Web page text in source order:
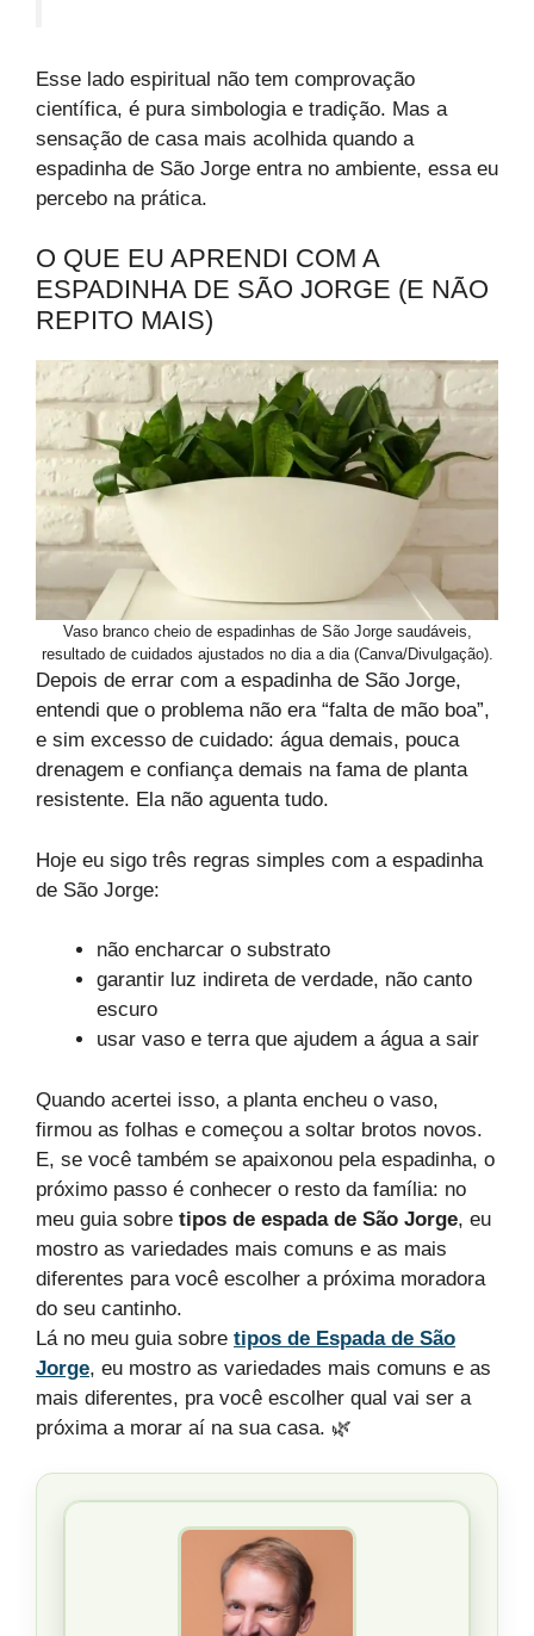
Esse lado espiritual não tem comprovação
científica, é pura simbologia e tradição. Mas a
sensação de casa mais acolhida quando a
espadinha de São Jorge entra no ambiente, essa eu
percebo na prática.
O QUE EU APRENDI COM A
ESPADINHA DE SÃO JORGE (E NÃO
REPITO MAIS)
Vaso branco cheio de espadinhas de São Jorge saudáveis,
resultado de cuidados ajustados no dia a dia (Canva/Divulgação).
Depois de errar com a espadinha de São Jorge,
entendi que o problema não era “falta de mão boa”,
e sim excesso de cuidado: água demais, pouca
drenagem e confiança demais na fama de planta
resistente. Ela não aguenta tudo.
Hoje eu sigo três regras simples com a espadinha
de São Jorge:
não encharcar o substrato
garantir luz indireta de verdade, não canto
escuro
usar vaso e terra que ajudem a água a sair
Quando acertei isso, a planta encheu o vaso,
firmou as folhas e começou a soltar brotos novos.
E, se você também se apaixonou pela espadinha, o
próximo passo é conhecer o resto da família: no
meu guia sobre tipos de espada de São Jorge, eu
mostro as variedades mais comuns e as mais
diferentes para você escolher a próxima moradora
do seu cantinho.
Lá no meu guia sobre tipos de Espada de São
Jorge, eu mostro as variedades mais comuns e as
mais diferentes, pra você escolher qual vai ser a
próxima a morar aí na sua casa. 🌿